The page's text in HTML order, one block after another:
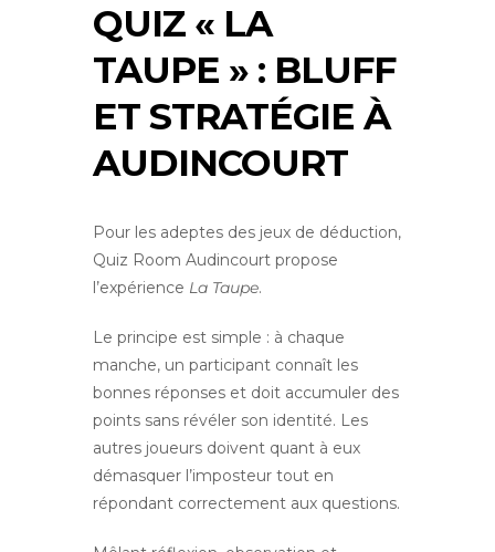
QUIZ « LA
TAUPE » : BLUFF
ET STRATÉGIE À
AUDINCOURT
Pour les adeptes des jeux de déduction,
Quiz Room Audincourt propose
l’expérience La Taupe.
Le principe est simple : à chaque
manche, un participant connaît les
bonnes réponses et doit accumuler des
points sans révéler son identité. Les
autres joueurs doivent quant à eux
démasquer l’imposteur tout en
répondant correctement aux questions.